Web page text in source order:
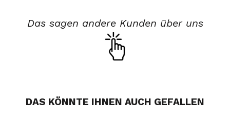
Das sagen andere Kunden über uns
DAS KÖNNTE IHNEN AUCH GEFALLEN